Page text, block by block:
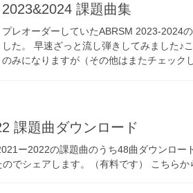
2023&2024 課題曲集
プレオーダーしていたABRSM 2023-2024
した。 早速ざっと流し弾きしてみました♪
のみになりますが（その他はまたチェック
課題曲ダウンロード
ー2022の課題曲のうち48曲ダウンロー
でシェアします。（有料です） こちら